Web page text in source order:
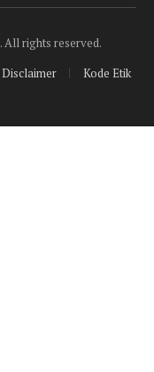
. All rights reserved.
Disclaimer Kode Etik